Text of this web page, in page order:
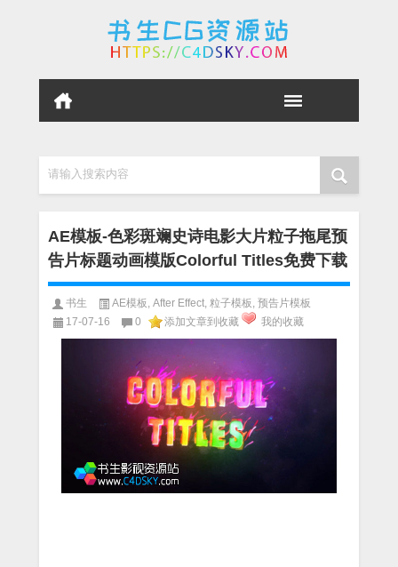
请输入搜索内容
AE模板-色彩斑斓史诗电影大片粒子拖尾预
告片标题动画模版Colorful Titles免费下载
书生 AE模板 After Effect 粒子模板 预告片模板
17-07-16
0 添加文章到收藏 我的收藏